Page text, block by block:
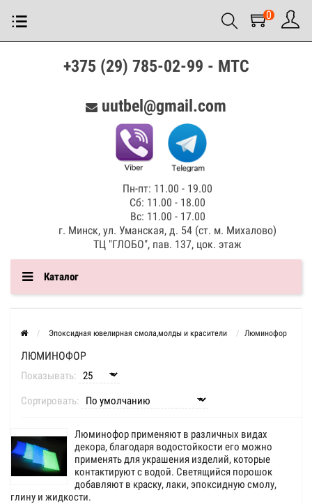
0
+375 (29) 785-02-99 - МТС
uutbel@gmail.com
Пн-пт: 11.00 - 19.00
Сб: 11.00 - 18.00
Вс: 11.00 - 17.00
г. Минск, ул. Уманская, д. 54 (ст. м. Михалово)
ТЦ "ГЛОБО", пав. 137, цок. этаж
Каталог
Эпоксидная ювелирная смола,молды и красители Люминофор
ЛЮМИНОФОР
Показывать:
Сортировать:
Люминофор применяют в различных видах
декора, благодаря водостойкости его можно
применять для украшения изделий, которые
контактируют с водой. Светящийся порошок
добавляют в краску, лаки, эпоксидную смолу,
глину и жидкости.